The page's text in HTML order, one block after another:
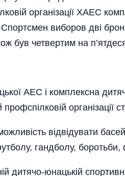
організації ХАЕС
виборов дві
був четвертим на
АЕС і комплексна
ор­ганізації
відвідувати
гандболу,
дитячо-юнацькій